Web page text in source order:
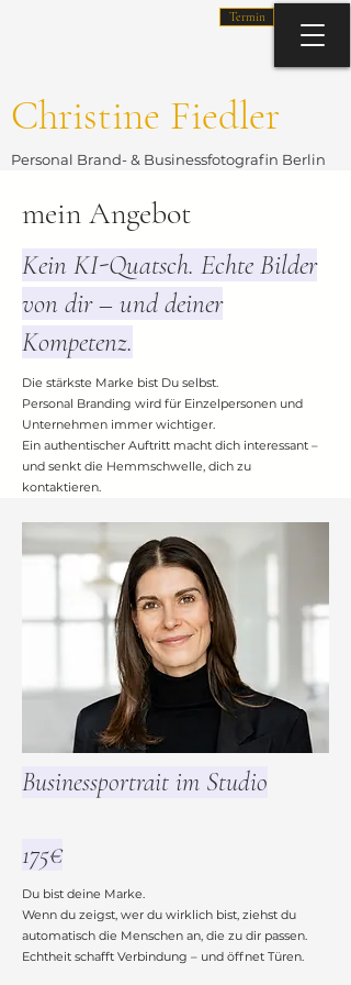
Termin
Christine Fiedler
Personal Brand- & Businessfotografin Berlin
mein Angebot
Kein KI-Quatsch. Echte Bilder
von dir – und deiner
Kompetenz.
Die stärkste Marke bist Du selbst.
Personal Branding wird für Einzelpersonen und
Unternehmen immer wichtiger.
Ein authentischer Auftritt macht dich interessant –
und senkt die Hemmschwelle, dich zu
kontaktieren.
Businessportrait im Studio
175€
Du bist deine Marke.
Wenn du zeigst, wer du wirklich bist, ziehst du
automatisch die Menschen an, die zu dir passen.
Echtheit schafft Verbindung – und öffnet Türen.